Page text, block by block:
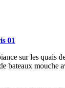
01
sur les quais
bateaux mouche